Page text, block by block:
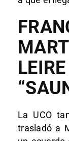
La UCO
trasladó a